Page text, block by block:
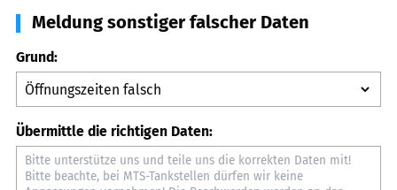
Meldung sonstiger falscher Daten
Grund:
Übermittle die richtigen Daten: